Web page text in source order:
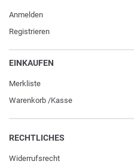
Anmelden
Registrieren
EINKAUFEN
Merkliste
Warenkorb /Kasse
RECHTLICHES
Widerrufs­recht